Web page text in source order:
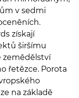
v sedmi
získají
širšímu
zemědělství
řetězce. Porota
na základě